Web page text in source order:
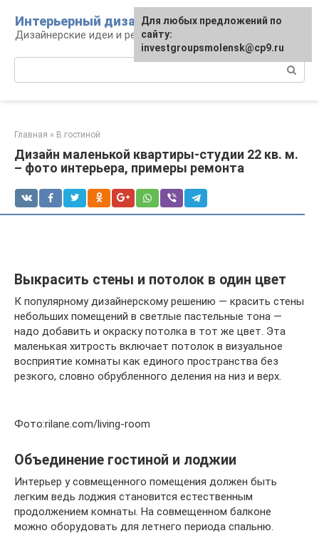
контенту
Интерьерный дизайн
Дизайнерские идеи и решения
Главная » В гостиной
Дизайн маленькой квартиры-студии 22 кв. м.
– фото интерьера, примеры ремонта
Выкрасить стены и потолок в один цвет
К популярному дизайнерскому решению — красить стены
небольших помещений в светлые пастельные тона —
надо добавить и окраску потолка в тот же цвет. Эта
маленькая хитрость включает потолок в визуальное
восприятие комнаты как единого пространства без
резкого, словно обрубленного деления на низ и верх.
Фото:rilane.com/living-room
Объединение гостиной и лоджии
Интерьер у совмещенного помещения должен быть
легким ведь лоджия становится естественным
продолжением комнаты. На совмещенном балконе
можно оборудовать для летнего периода спальню.
Для любых предложений по
сайту:
investgroupsmolensk@cp9.ru